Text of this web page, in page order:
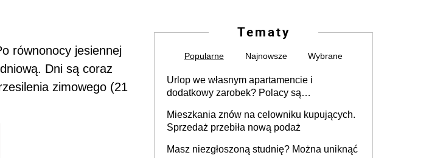
równonocy jesiennej
Dni są coraz
zimowego (21
Tematy
Popularne Najnowsze Wybrane
Urlop we własnym apartamencie i
dodatkowy zarobek? Polacy są
Mieszkania znów na celowniku kupujących.
Sprzedaż przebiła nową podaż
Masz niezgłoszoną studnię? Można uniknąć